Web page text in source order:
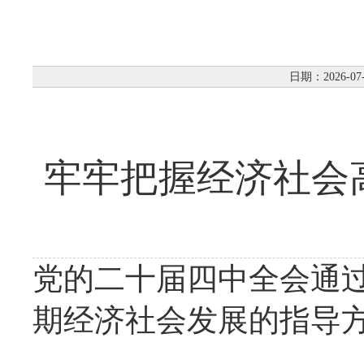
日期：2026-
牢牢把握经济社
党的二十届四中全会通
期经济社会发展的指导